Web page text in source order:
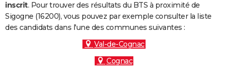
S'inscrire
Se connecter
Lycées
Collèges
Primaires
Universités
Entreprises
Service militaire
Avis de recherche
AVIS DE DÉCÈS
FORUM
inscrit. Pour trouver des résultats du BTS à proximité de
Sigogne (16200), vous pouvez par exemple consulter la liste
des candidats dans l'une des communes suivantes :
Val-de-Cognac
Cognac